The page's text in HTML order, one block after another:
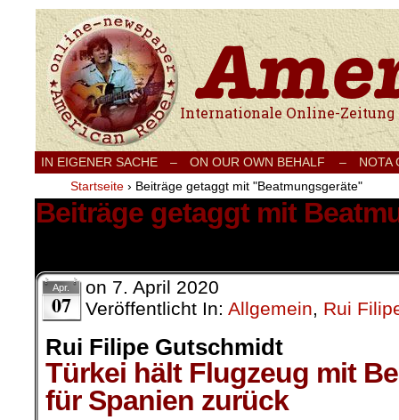
Internationale Onlinezeitung für Frieden,
IN EIGENER SACHE – ON OUR OWN BEHALF –
NOTA
Startseite › Beiträge getaggt mit "Beatmungsgeräte"
Beiträge getaggt mit
Apr.
07
on 7. April 2020
Veröffentlicht In: Allgemein, Rui
Rui Filipe Gutschmidt
Türkei hält Flugzeug mit
für Spanien zurück